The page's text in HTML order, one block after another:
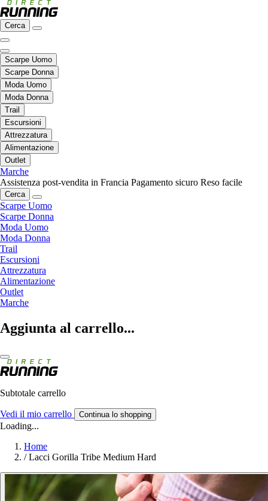
Cerca
Scarpe Uomo
Scarpe Donna
Moda Uomo
Moda Donna
Trail
Escursioni
Attrezzatura
Alimentazione
Outlet
Marche
Assistenza post-vendita in Francia Pagamento sicuro Reso facile
Cerca
Scarpe Uomo
Scarpe Donna
Moda Uomo
Moda Donna
Trail
Escursioni
Attrezzatura
Alimentazione
Outlet
Marche
Aggiunta al carrello...
Subtotale carrello
Vedi il mio carrello Continua lo shopping
Loading...
Home
/ Lacci Gorilla Tribe Medium Hard